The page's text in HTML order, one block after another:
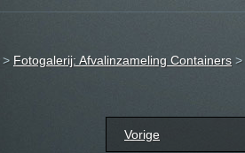
> Fotogalerij: Afvalinzameling Containers >
Vorige